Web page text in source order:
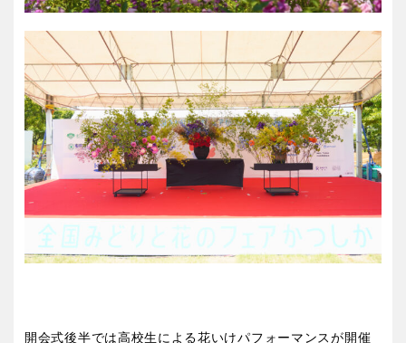
開会式後半では高校生による花いけパフォーマンスが開催